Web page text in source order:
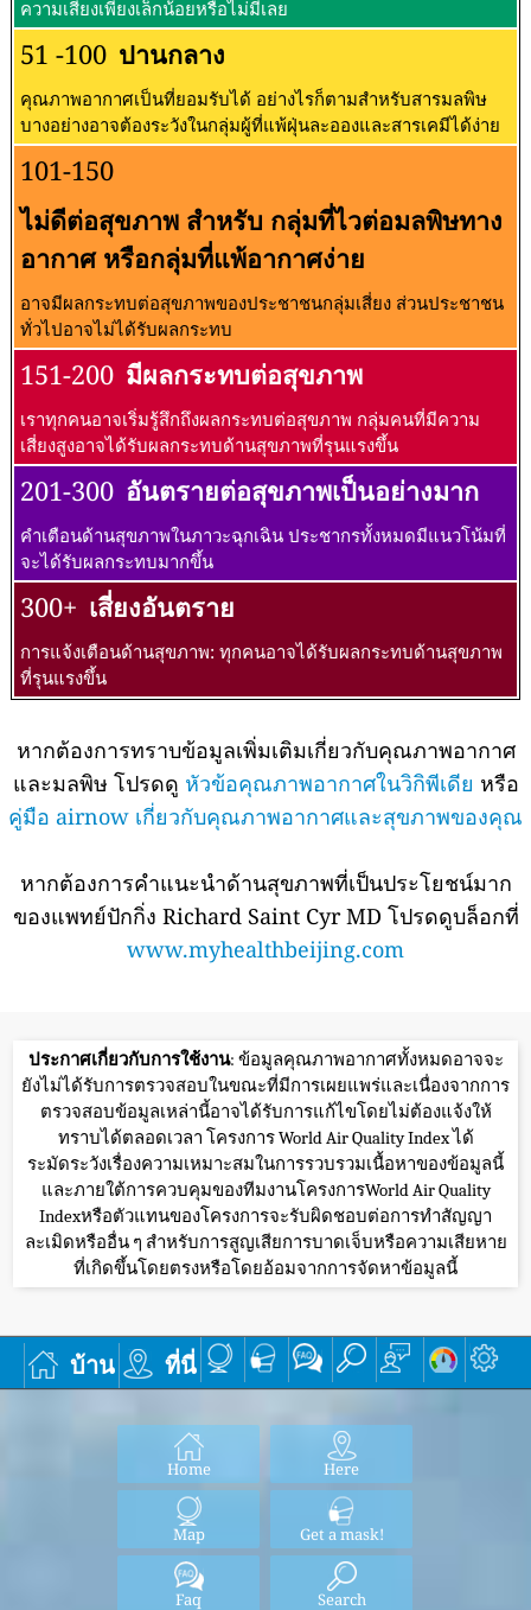
ความเสี่ยงเพียงเล็กน้อยหรือไม่มีเลย
51 -100 ปานกลาง
คุณภาพอากาศเป็นที่ยอมรับได้ อย่างไรก็ตามสำหรับสารมลพิษ
บางอย่างอาจต้องระวังในกลุ่มผู้ที่แพ้ฝุ่นละอองและสารเคมีได้ง่าย
101-150
ไม่ดีต่อสุขภาพ สำหรับ กลุ่มที่ไวต่อมลพิษทาง
อากาศ หรือกลุ่มที่แพ้อากาศง่าย
อาจมีผลกระทบต่อสุขภาพของประชาชนกลุ่มเสี่ยง ส่วนประชาชน
ทั่วไปอาจไม่ได้รับผลกระทบ
151-200 มีผลกระทบต่อสุขภาพ
เราทุกคนอาจเริ่มรู้สึกถึงผลกระทบต่อสุขภาพ กลุ่มคนที่มีความ
เสี่ยงสูงอาจได้รับผลกระทบด้านสุขภาพที่รุนแรงขึ้น
201-300 อันตรายต่อสุขภาพเป็นอย่างมาก
คำเตือนด้านสุขภาพในภาวะฉุกเฉิน ประชากรทั้งหมดมีแนวโน้มที่
จะได้รับผลกระทบมากขึ้น
300+ เสี่ยงอันตราย
การแจ้งเตือนด้านสุขภาพ: ทุกคนอาจได้รับผลกระทบด้านสุขภาพ
ที่รุนแรงขึ้น
หากต้องการทราบข้อมูลเพิ่มเติมเกี่ยวกับคุณภาพอากาศ
และมลพิษ โปรดดู หัวข้อคุณภาพอากาศในวิกิพีเดีย หรือ
คู่มือ airnow เกี่ยวกับคุณภาพอากาศและสุขภาพของคุณ
หากต้องการคำแนะนำด้านสุขภาพที่เป็นประโยชน์มาก
ของแพทย์ปักกิ่ง Richard Saint Cyr MD โปรดดูบล็อกที่
www.myhealthbeijing.com
ประกาศเกี่ยวกับการใช้งาน: ข้อมูลคุณภาพอากาศทั้งหมดอาจจะ
ยังไม่ได้รับการตรวจสอบในขณะที่มีการเผยแพร่และเนื่องจากการ
ตรวจสอบข้อมูลเหล่านี้อาจได้รับการแก้ไขโดยไม่ต้องแจ้งให้
ทราบได้ตลอดเวลา โครงการ World Air Quality Index ได้
ระมัดระวังเรื่องความเหมาะสมในการรวบรวมเนื้อหาของข้อมูลนี้
และภายใต้การควบคุมของทีมงานโครงการWorld Air Quality
Indexหรือตัวแทนของโครงการจะรับผิดชอบต่อการทำสัญญา
ละเมิดหรืออื่น ๆ สำหรับการสูญเสียการบาดเจ็บหรือความเสียหาย
ที่เกิดขึ้นโดยตรงหรือโดยอ้อมจากการจัดหาข้อมูลนี้
บ้าน ที่นี่
Home Here
Map Get a mask!
Faq Search